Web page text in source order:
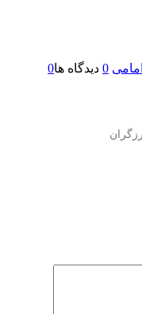
امامی 0 دیدگاه ها0